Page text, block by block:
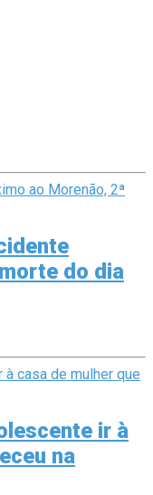
do dia
ir à
na